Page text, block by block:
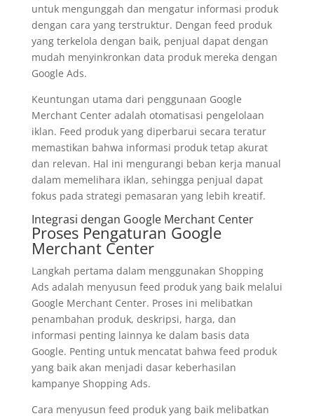
untuk mengunggah dan mengatur informasi produk
dengan cara yang terstruktur. Dengan feed produk
yang terkelola dengan baik, penjual dapat dengan
mudah menyinkronkan data produk mereka dengan
Google Ads.
Keuntungan utama dari penggunaan Google
Merchant Center adalah otomatisasi pengelolaan
iklan. Feed produk yang diperbarui secara teratur
memastikan bahwa informasi produk tetap akurat
dan relevan. Hal ini mengurangi beban kerja manual
dalam memelihara iklan, sehingga penjual dapat
fokus pada strategi pemasaran yang lebih kreatif.
Integrasi dengan Google Merchant Center
Proses Pengaturan Google
Merchant Center
Langkah pertama dalam menggunakan Shopping
Ads adalah menyusun feed produk yang baik melalui
Google Merchant Center. Proses ini melibatkan
penambahan produk, deskripsi, harga, dan
informasi penting lainnya ke dalam basis data
Google. Penting untuk mencatat bahwa feed produk
yang baik akan menjadi dasar keberhasilan
kampanye Shopping Ads.
Cara menyusun feed produk yang baik melibatkan